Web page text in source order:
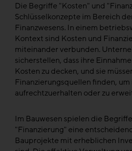
Die Begriffe "Kosten" und
Schlüsselkonzepte im Bereich
Finanzwesens. In einem
Kontext sind Kosten und
miteinander verbunden.
sicherstellen, dass ihre
Kosten zu decken, und sie
Finanzierungsquellen finden,
aufrechtzuerhalten oder zu
Im Bauwesen spielen die
"Finanzierung" eine
Bauprojekte mit erheblichen